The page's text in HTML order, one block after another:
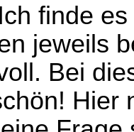
finde
jeweils
Bei
Hier